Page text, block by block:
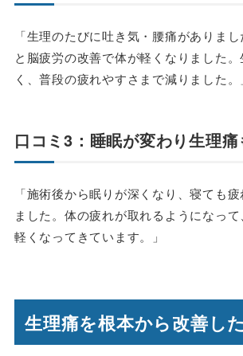
「生理のたびに吐き気・腰痛がありま
と脳疲労の改善で体が軽くなりました
く、普段の疲れやすさまで減りました。
口コミ3：睡眠が変わり生理痛
「施術後から眠りが深くなり、寝ても
ました。体の疲れが取れるようになっ
軽くなってきています。」
生理痛を根本から改善し